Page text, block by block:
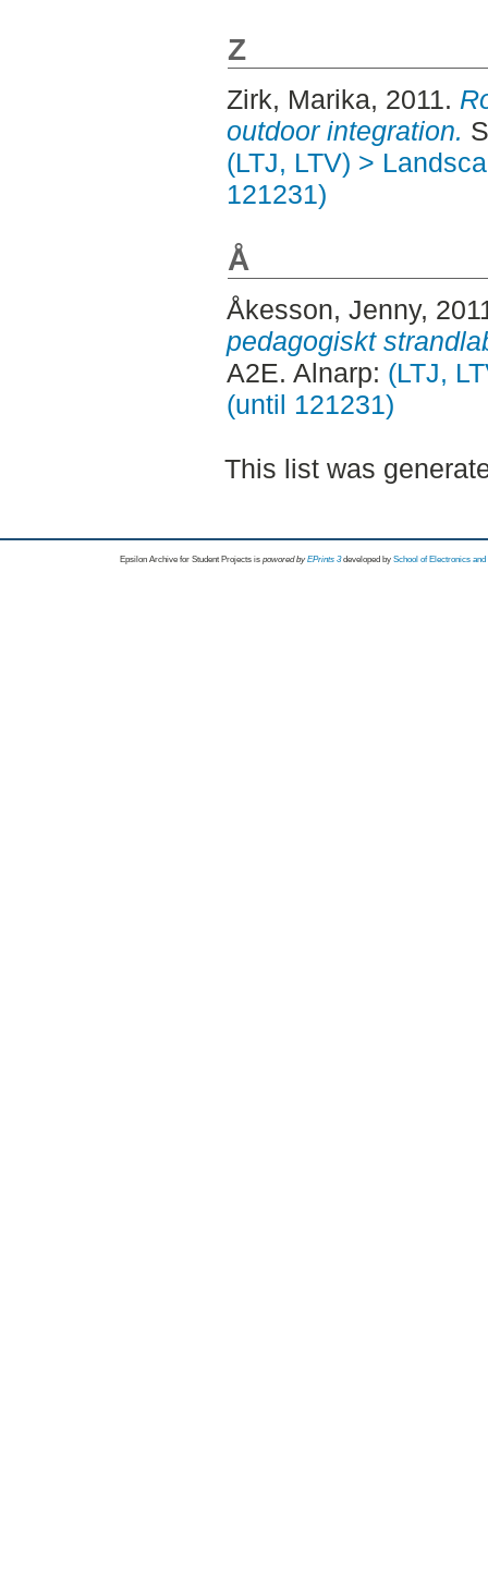
Z
Zirk, Marika, 2011.
outdoor integration.
(LTJ, LTV) >
121231)
Å
Åkesson, Jenny,
pedagogiskt
A2E. Alnarp: (LTJ,
(until 121231)
This list was
Epsilon Archive for Student Projects is powored byEPrints 3 developed by School of Electronics